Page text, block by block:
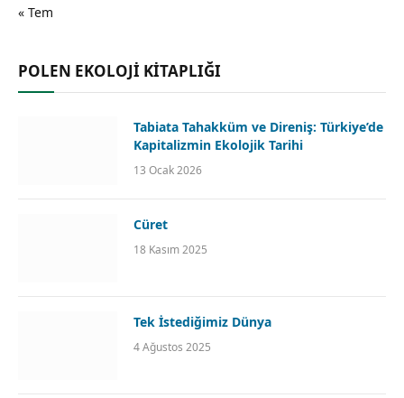
« Tem
POLEN EKOLOJİ KİTAPLIĞI
Tabiata Tahakküm ve Direniş: Türkiye’de
Kapitalizmin Ekolojik Tarihi
13 Ocak 2026
Cüret
18 Kasım 2025
Tek İstediğimiz Dünya
4 Ağustos 2025